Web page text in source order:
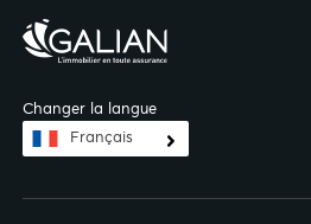
Changer la langue
Français